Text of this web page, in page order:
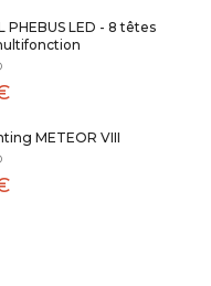
PHEBUS LED - 8 têtes
METEOR VIII